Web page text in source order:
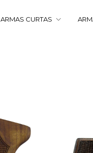
ARMAS CURTAS